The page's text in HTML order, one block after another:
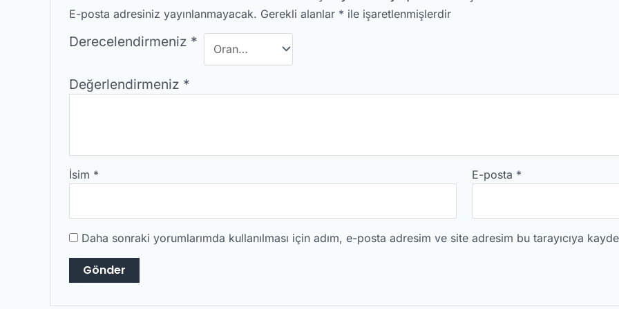
E-posta adresiniz yayınlanmayacak. Gerekli alanlar * ile işaretlenmişlerdir
Derecelendirmeniz *
Değerlendirmeniz *
İsim * E-posta *
Daha sonraki yorumlarımda kullanılması için adım, e-posta adresim ve site adresim bu tarayıcıya